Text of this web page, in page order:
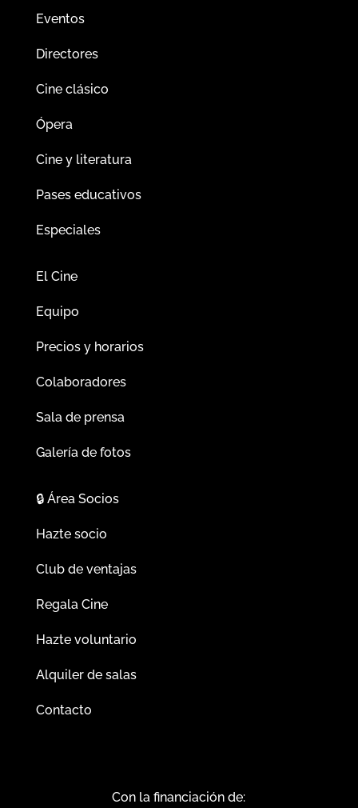
Eventos
Directores
Cine clásico
Ópera
Cine y literatura
Pases educativos
Especiales
El Cine
Equipo
Precios y horarios
Colaboradores
Sala de prensa
Galería de fotos
🔒Área Socios
Hazte socio
Club de ventajas
Regala Cine
Hazte voluntario
Alquiler de salas
Contacto
Con la financiación de: